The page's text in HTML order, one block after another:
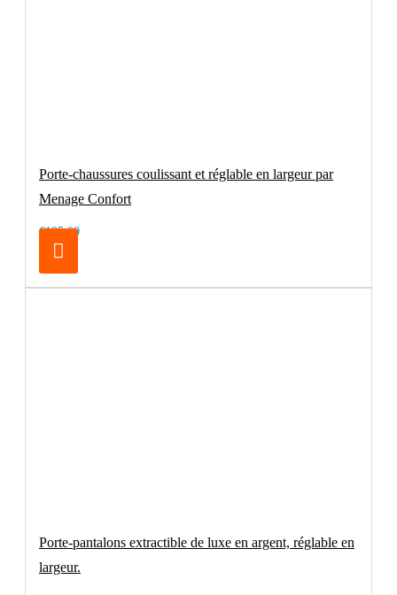
Porte-chaussures coulissant et réglable en largeur par
Menage Confort
€105.00
Porte-pantalons extractible de luxe en argent, réglable en
largeur.